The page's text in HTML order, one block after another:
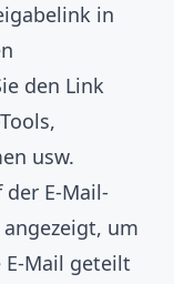
in
den Link
usw.
der E-Mail-
um
E-Mail geteilt